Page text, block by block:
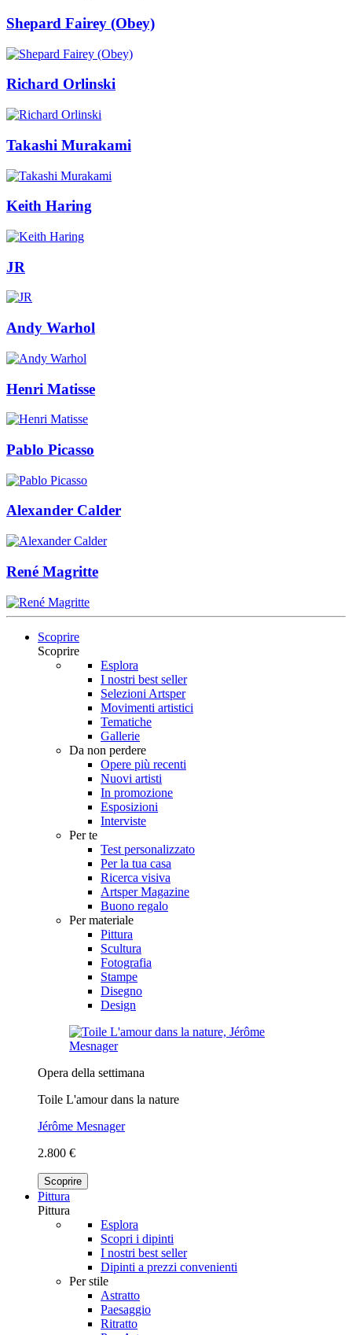
Shepard Fairey (Obey)
Richard Orlinski
Takashi Murakami
Keith Haring
JR
Andy Warhol
Henri Matisse
Pablo Picasso
Alexander Calder
René Magritte
Scoprire
Scoprire
Esplora
I nostri best seller
Selezioni Artsper
Movimenti artistici
Tematiche
Gallerie
Da non perdere
Opere più recenti
Nuovi artisti
In promozione
Esposizioni
Interviste
Per te
Test personalizzato
Per la tua casa
Ricerca visiva
Artsper Magazine
Buono regalo
Per materiale
Pittura
Scultura
Fotografia
Stampe
Disegno
Design
Opera della settimana
Toile L'amour dans la nature
Jérôme Mesnager
2.800 €
Scoprire
Pittura
Pittura
Esplora
Scopri i dipinti
I nostri best seller
Dipinti a prezzi convenienti
Per stile
Astratto
Paesaggio
Ritratto